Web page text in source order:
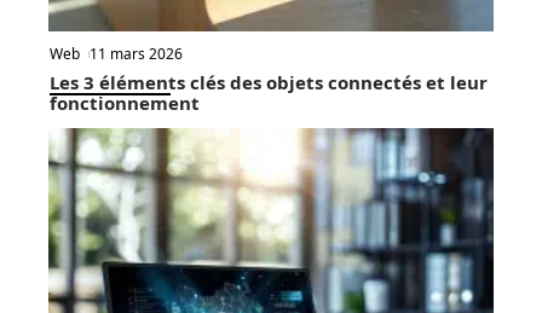
Web 11 mars 2026
Les 3 éléments clés des objets connectés et leur
fonctionnement